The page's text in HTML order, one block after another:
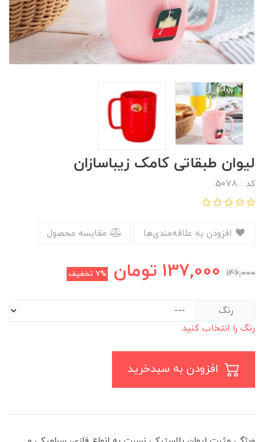
لیوان طبقاتی کامک زیباسازان
کد : 5078
مقایسه محصول
146,000
137,000 تومان 7% تخفیف
رنگ
رنگ را انتخاب کنید.